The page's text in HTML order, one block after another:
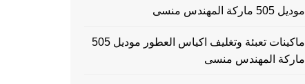
موديل 505 ماركة المهندس منسى
ماكينات تعبئة وتغليف اكياس العطور موديل 505
ماركة المهندس منسى